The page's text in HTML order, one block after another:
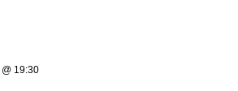
19:30